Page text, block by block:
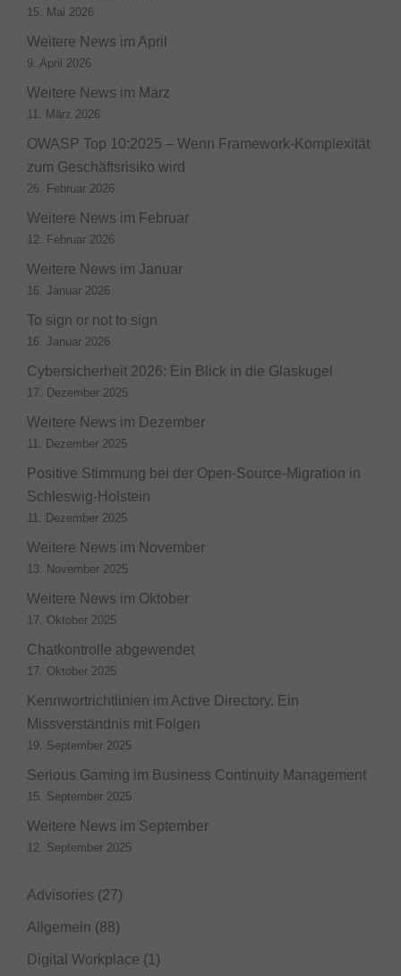
15. Mai 2026
Weitere News im April
9. April 2026
Weitere News im März
11. März 2026
OWASP Top 10:2025 – Wenn Framework-Komplexität
zum Geschäftsrisiko wird
26. Februar 2026
Weitere News im Februar
12. Februar 2026
Weitere News im Januar
16. Januar 2026
To sign or not to sign
16. Januar 2026
Cybersicherheit 2026: Ein Blick in die Glaskugel
17. Dezember 2025
Weitere News im Dezember
11. Dezember 2025
Positive Stimmung bei der Open-Source-Migration in
Schleswig-Holstein
11. Dezember 2025
Weitere News im November
13. November 2025
Weitere News im Oktober
17. Oktober 2025
Chatkontrolle abgewendet
17. Oktober 2025
Kennwortrichtlinien im Active Directory. Ein
Missverständnis mit Folgen
19. September 2025
Serious Gaming im Business Continuity Management
15. September 2025
Weitere News im September
12. September 2025
Advisories (27)
Allgemein (88)
Digital Workplace (1)